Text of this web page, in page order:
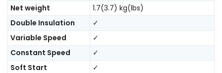
Net weight
1.7(3.7) kg(lbs)
Double Insulation
✓
Variable Speed
✓
Constant Speed
✓
Soft Start
✓